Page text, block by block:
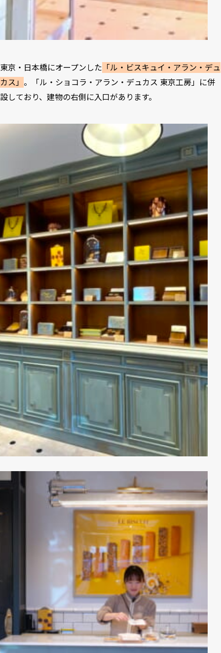
東京・日本橋にオープンした 「ル・ビスキュイ・アラン・デュ
カス」 。「ル・ショコラ・アラン・デュカス 東京工房」に併
設しており、建物の右側に入口があります。